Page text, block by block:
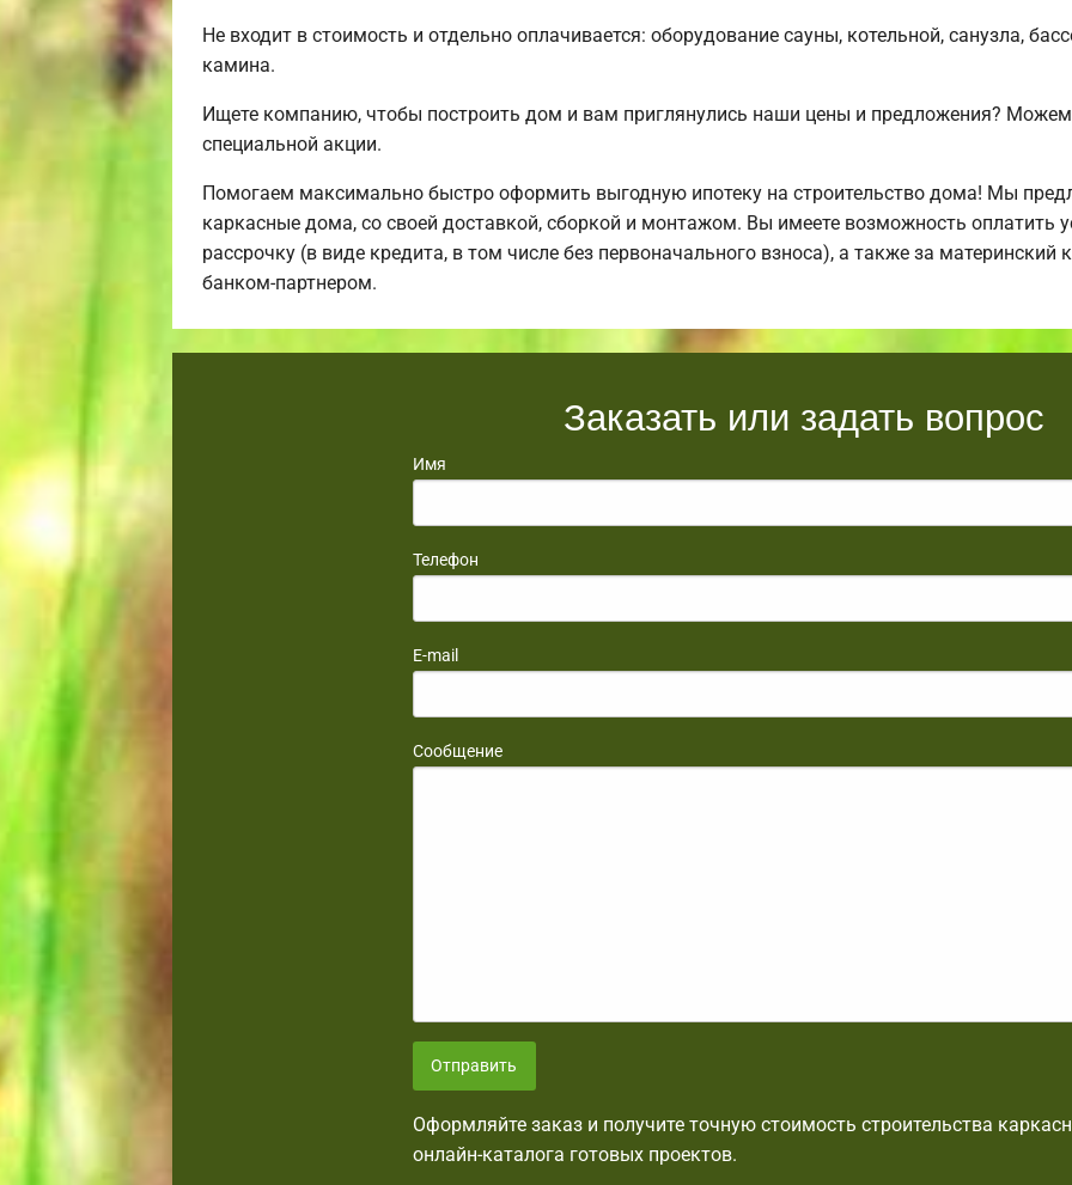
Не входит в стоимость и отдельно оплачивается: оборудование сауны, котельной, санузла,
камина.
Ищете компанию, чтобы построить дом и вам приглянулись наши цены и предложения?
специальной акции.
Помогаем максимально быстро оформить выгодную ипотеку на строительство дома! Мы
каркасные дома, со своей доставкой, сборкой и монтажом. Вы имеете возможность оплатить
рассрочку (в виде кредита, в том числе без первоначального взноса), а также за
банком-партнером.
Заказать или задать вопрос
Имя
Телефон
E-mail
Сообщение
Отправить
Оформляйте заказ и получите точную стоимость строительства
онлайн-каталога готовых проектов.